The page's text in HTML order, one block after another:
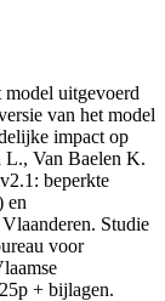
model uitgevoerd
van het model
impact op
L., Van Baelen K.
beperkte
en
Studie
voor
+ bijlagen.